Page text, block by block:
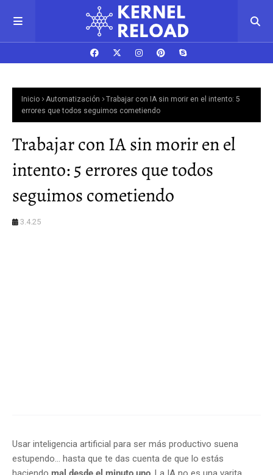
Inicio Automatización
Trabajar con IA sin morir en el intento: 5
errores que todos seguimos cometiendo
Trabajar con IA sin morir en el
intento: 5 errores que todos
seguimos cometiendo
3.4.25
Usar inteligencia artificial para ser más productivo suena
estupendo… hasta que te das cuenta de que lo estás